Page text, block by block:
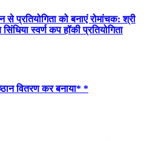
से प्रतियोगिता को बनाएं रोमांचक: श्री
स्वर्ण कप हॉकी प्रतियोगिता
वितरण कर बनाया* *